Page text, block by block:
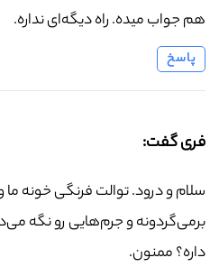
هم جواب میده. راه دیگه‌ای نداره.
پاسخ
فری گفت:
سلام و درود. توالت فرنگی خونه
برمی‌گردونه و جرم‌هایی رو نگه
داره؟ ممنون.